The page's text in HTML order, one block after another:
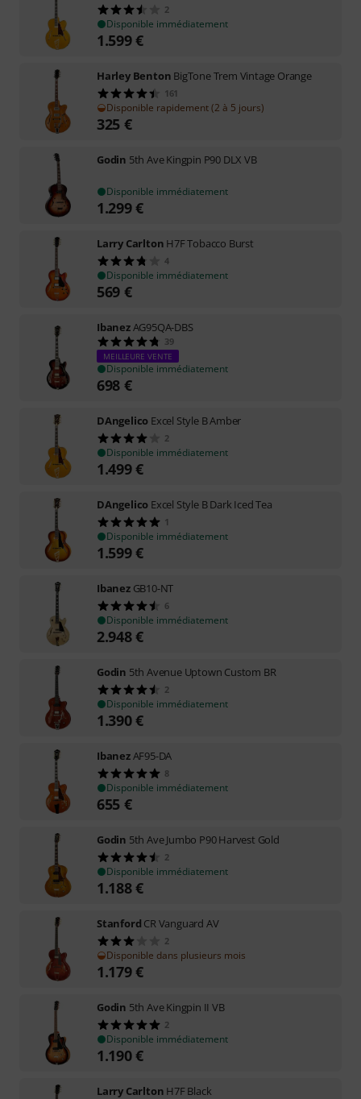
2
Disponible immédiatement
1.599€
Harley Benton BigTone Trem Vintage Orange
161
Disponible rapidement (2 à 5 jours)
325 €
Godin 5th Ave Kingpin P90 DLX VB
Disponible immédiatement
1.299€
Larry Carlton H7F Tobacco Burst
4
Disponible immédiatement
569 €
IbanezAG95QA-DBS
39
MEILLEURE VENTE
Disponible immédiatement
698 €
DAngelico Excel Style B Amber
2
Disponible immédiatement
1.499€
DAngelico Excel Style B Dark Iced Tea
1
Disponible immédiatement
1.599€
Ibanez GB10-NT
6
Disponible immédiatement
2.948€
Godin 5th Avenue Uptown Custom BR
2
Disponible immédiatement
1.390€
IbanezAF95-DA
8
Disponible immédiatement
655 €
Godin 5th Ave Jumbo P90 Harvest Gold
2
Disponible immédiatement
1.188€
Stanford CR Vanguard AV
2
Disponible dans plusieurs mois
1.179€
Godin 5th Ave Kingpin II VB
2
Disponible immédiatement
1.190€
Larry Carlton H7F Black